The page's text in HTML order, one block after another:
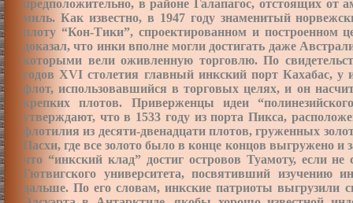
предположительно, в районе Галапагос, отстоящих от
миль. Как известно, в 1947 году знаменитый
плоту “Кон-Тики”, спроектированном и построенном
доказал, что инки вполне могли достигать даже
которыми вели оживленную торговлю. По
годов ХVI столетия главный инкский порт Кахабас,
флот, использовавшийся в торговых целях, и он
крепких плотов. Приверженцы идеи
утверждают, что в 1533 году из порта Пикса,
флотилия из десяти-двенадцати плотов, груженных
Пасхи, где все золото было в конце концов выгружено и
что “инкский клад” достиг островов Туамоту, если
Гютвигского университета, посвятивший изучению
дальше. По его словам, инкские патриоты выгрузили